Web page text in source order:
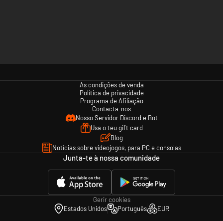
As condições de venda
Política de privacidade
Programa de Afiliação
Contacta-nos
Nosso Servidor Discord e Bot
Usa o teu gift card
Blog
Notícias sobre videojogos, para PC e consolas
Junta-te à nossa comunidade
Gerir cookies
Estados Unidos
Português EUR